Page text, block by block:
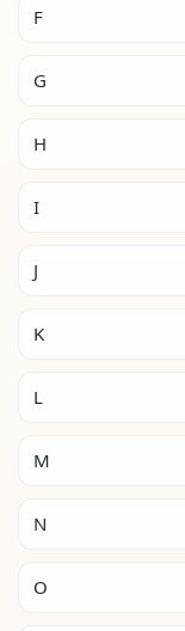
F
G
H
I
J
K
L
M
N
O